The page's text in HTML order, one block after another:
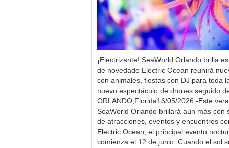
¡Electrizante! SeaWorld Orlando brilla
de novedade Electric Ocean reunirá
con animales, fiestas con DJ para toda
nuevo espectáculo de drones seguido
ORLANDO,Florida16/05/2026.-Este
SeaWorld Orlando brillará aún más con
de atracciones, eventos y encuentros
Electric Ocean, el principal evento
comienza el 12 de junio. Cuando el sol